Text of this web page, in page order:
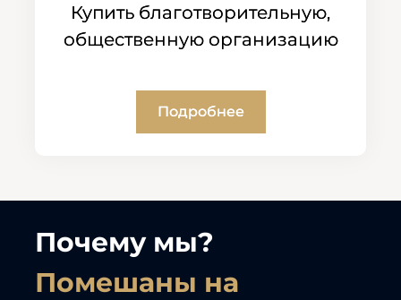
Купить благотворительную,
общественную организацию
Подробнее
Почему мы?
Помешаны на